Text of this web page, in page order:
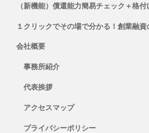
（新機能）償還能力簡易チェック＋格
１クリックでその場で分かる！創業融
会社概要
事務所紹介
代表挨拶
アクセスマップ
プライバシーポリシー